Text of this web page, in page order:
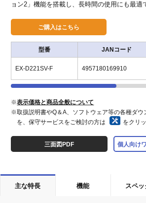
ョン2」機能を搭載し、長時間の使用にも最適
型番 JANコード
EX-D221SV-F 4957180169910
※表示価格と商品全般について
※取扱説明書やQ＆A、ソフトウェア等の各種ダウ
を、保守サービスをご検討の方は
をクリ
三面図PDF 個人向け
主な特長 機能 スペッ